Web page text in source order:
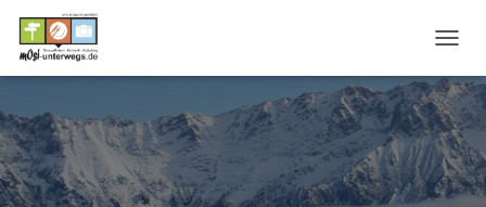
A
V
I
G
A
T
I